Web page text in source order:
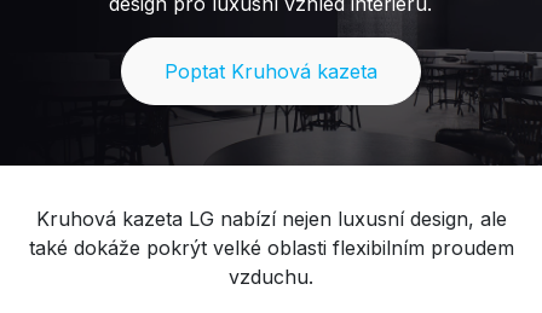
Poptat Kruhová kazeta
Kruhová kazeta LG nabízí nejen luxusní design, ale
také dokáže pokrýt velké oblasti flexibilním proudem
vzduchu.